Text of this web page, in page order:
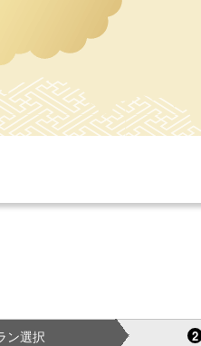
ン選択 2